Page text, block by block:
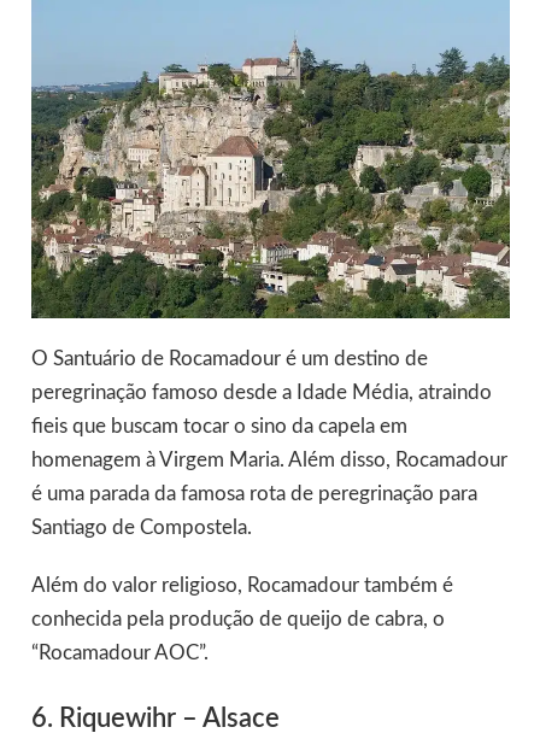
O Santuário de Rocamadour é um destino de
peregrinação famoso desde a Idade Média, atraindo
fieis que buscam tocar o sino da capela em
homenagem à Virgem Maria. Além disso, Rocamadour
é uma parada da famosa rota de peregrinação para
Santiago de Compostela.
Além do valor religioso, Rocamadour também é
conhecida pela produção de queijo de cabra, o
“Rocamadour AOC”.
6. Riquewihr – Alsace